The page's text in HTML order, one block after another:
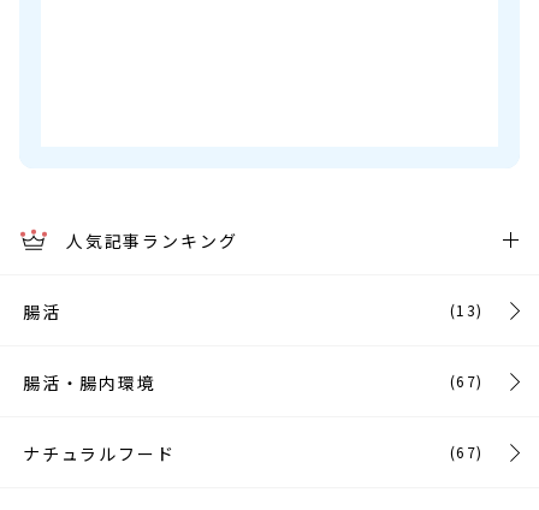
人気記事ランキング
腸活 (13)
腸活・腸内環境 (67)
ナチュラルフード (67)